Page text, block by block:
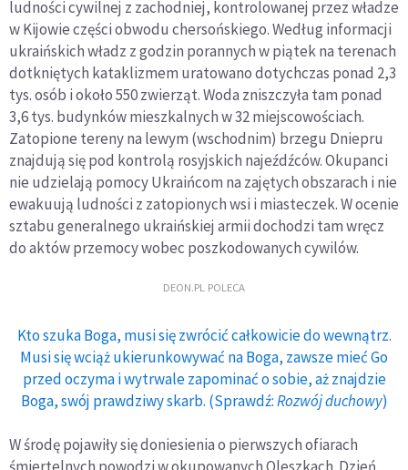
ludności cywilnej z zachodniej, kontrolowanej przez władze
w Kijowie części obwodu chersońskiego. Według informacji
ukraińskich władz z godzin porannych w piątek na terenach
dotkniętych kataklizmem uratowano dotychczas ponad 2,3
tys. osób i około 550 zwierząt. Woda zniszczyła tam ponad
3,6 tys. budynków mieszkalnych w 32 miejscowościach.
Zatopione tereny na lewym (wschodnim) brzegu Dniepru
znajdują się pod kontrolą rosyjskich najeźdźców. Okupanci
nie udzielają pomocy Ukraińcom na zajętych obszarach i nie
ewakuują ludności z zatopionych wsi i miasteczek. W ocenie
sztabu generalnego ukraińskiej armii dochodzi tam wręcz
do aktów przemocy wobec poszkodowanych cywilów.
DEON.PL POLECA
Kto szuka Boga, musi się zwrócić całkowicie do wewnątrz.
Musi się wciąż ukierunkowywać na Boga, zawsze mieć Go
przed oczyma i wytrwale zapominać o sobie, aż znajdzie
Boga, swój prawdziwy skarb. (Sprawdź:Rozwój duchowy)
W środę pojawiły się doniesienia o pierwszych ofiarach